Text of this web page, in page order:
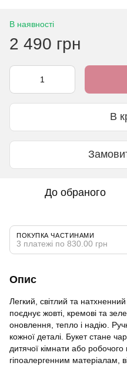
В наявності
2 490 грн
В
До обраного
ПОКУПКА ЧАСТИНАМИ
3 платежі по 830.00 грн
Опис
Легкий, світлий та
поєднує жовті, кремові та
оновлення, тепло і надію.
кожної деталі. Букет стане
дитячої кімнати або робочого
гіпоалергенним матеріалам,